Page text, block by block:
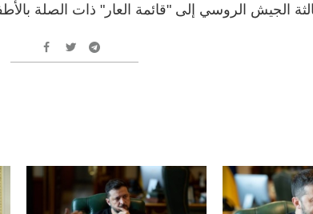
الجيش الروسي إلى "قائمة العار" ذات الصلة